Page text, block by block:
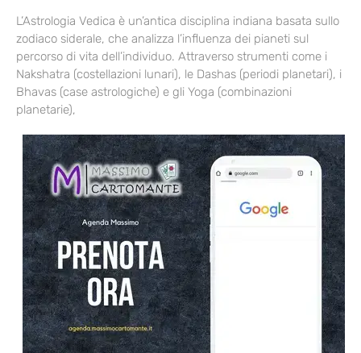
L’Astrologia Vedica è un’antica disciplina indiana basata sullo
zodiaco siderale, che analizza l’influenza dei pianeti sul
percorso di vita dell’individuo. Attraverso strumenti come i
Nakshatra (costellazioni lunari), le Dashas (periodi planetari), i
Bhavas (case astrologiche) e gli Yoga (combinazioni
planetarie),